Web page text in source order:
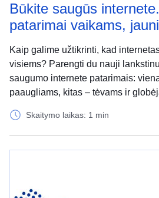
Būkite saugūs
patarimai vaikams,
Kaip galime užtikrinti, kad
visiems? Parengti du nauji
saugumo internete patarimais:
paaugliams, kitas – tėvams ir
Skaitymo laikas: 1 min